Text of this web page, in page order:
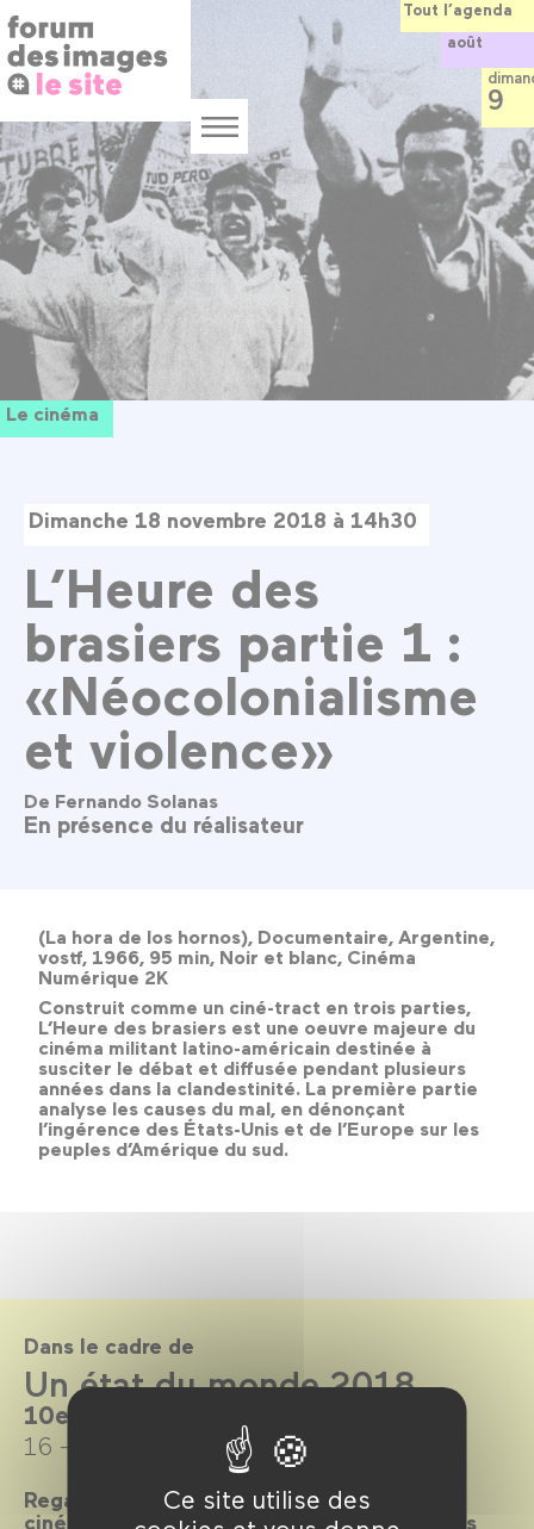
Ce site utilise des
au
contenu
principal
Menu
Le cinéma
Dimanche 18 novembre 2018 à 14h30
L’Heure des
brasiers partie 1 :
«Néocolonialisme
et violence»
De Fernando Solanas
En présence du réalisateur
(La hora de los hornos), Documentaire, Argentine,
vostf, 1966, 95 min, Noir et blanc, Cinéma
Numérique 2K
Construit comme un ciné-tract en trois parties,
L’Heure des brasiers est une oeuvre majeure du
cinéma militant latino-américain destinée à
susciter le débat et diffusée pendant plusieurs
années dans la clandestinité. La première partie
analyse les causes du mal, en dénonçant
l’ingérence des États-Unis et de l’Europe sur les
peuples d’Amérique du sud.
Dans le cadre de
Un état du monde 2018
10e édition
16 → 25 novembre 2018
Regarder, apprendre et comprendre, par le
cinéma de fiction, ce que vivent les hommes
Tout l’agenda
août
9